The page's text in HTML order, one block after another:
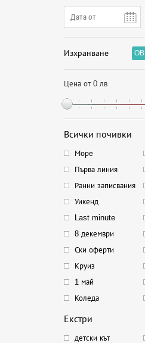
Изхранване OB
Цена от 0 лв
Всички почивки
Море
Първа линия
Ранни записвания
Уикенд
Last minute
8 декември
Ски оферти
Круиз
1 май
Коледа
Екстри
детски кът